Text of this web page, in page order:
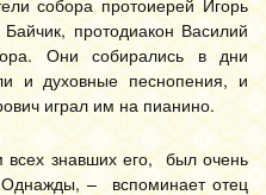
собора протоиерей Игорь
протодиакон Василий
Они собирались в дни
и духовные песнопения, и
играл им на пианино.
всех знавших его, был очень
– вспоминает отец